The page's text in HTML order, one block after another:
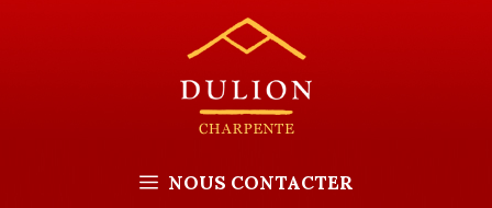
NOUS CONTACTER